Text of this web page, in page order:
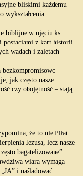
bliskimi każdemu
wykształcenia
biblijne w ujęciu ks.
postaciami z kart historii.
wadach i zaletach
bezkompromisowo
jak często nasze
czy obojętność – stają
że to nie Piłat
Jezusa, lecz nasze
bagatelizowane”.
wiara wymaga
i naśladować